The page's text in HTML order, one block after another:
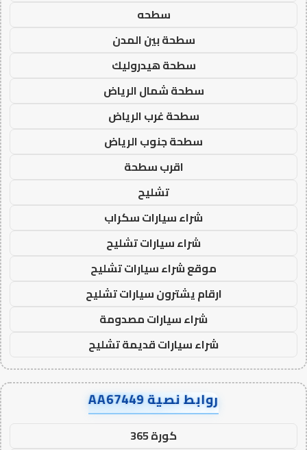
سطحه
سطحة بين المدن
سطحة هيدروليك
سطحة شمال الرياض
سطحة غرب الرياض
سطحة جنوب الرياض
اقرب سطحة
تشليح
شراء سيارات سكراب
شراء سيارات تشليح
موقع شراء سيارات تشليح
ارقام يشترون سيارات تشليح
شراء سيارات مصدومة
شراء سيارات قديمة تشليح
روابط نصية AA67449
كورة 365